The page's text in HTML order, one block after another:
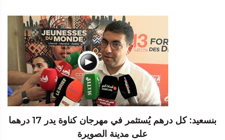
بنسعيد: كل درهم يُستثمر في مهرجان كناوة يدر 17 درهما
على مدينة الصويرة